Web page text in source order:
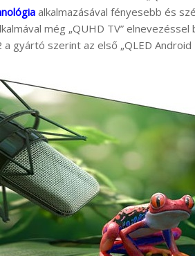
alkalmazásával fényesebb és
még „QUHD TV”
a gyártó szerint az első „QLED Android